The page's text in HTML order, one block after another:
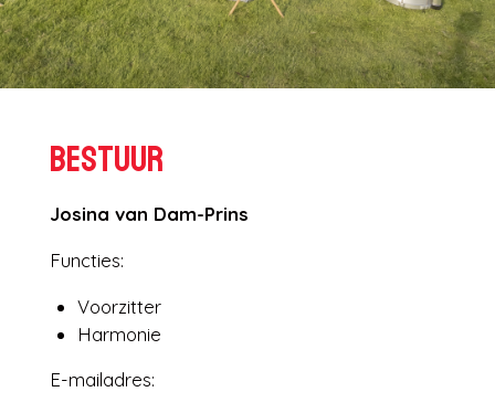
Bestuur
Josina van Dam-Prins
Functies:
Voorzitter
Harmonie
E-mailadres: